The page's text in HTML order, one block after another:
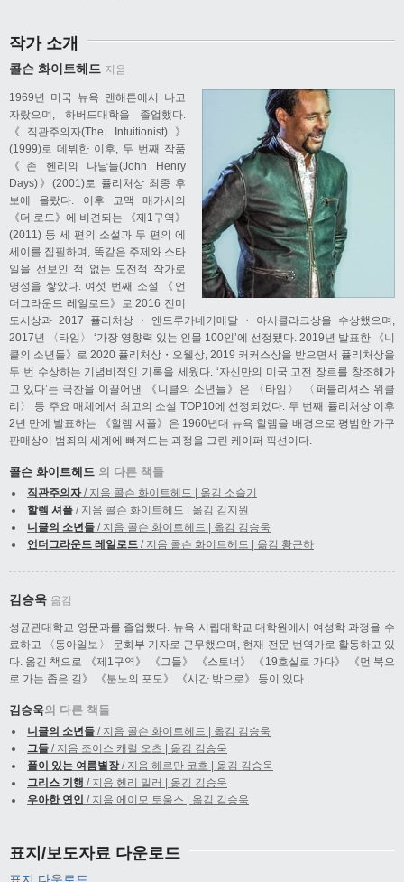
작가 소개
콜슨 화이트헤드 지음
1969년 미국 뉴욕 맨해튼에서 나고
자랐으며, 하버드대학을 졸업했다.
《직관주의자(The Intuitionist)》
(1999)로 데뷔한 이후, 두 번째 작품
《존 헨리의 나날들(John Henry
Days)》(2001)로 퓰리처상 최종 후
보에 올랐다. 이후 코맥 매카시의
《더 로드》에 비견되는 《제1구역》
(2011) 등 세 편의 소설과 두 편의 에
세이를 집필하며, 똑같은 주제와 스타
일을 선보인 적 없는 도전적 작가로
명성을 쌓았다. 여섯 번째 소설 《언
더그라운드 레일로드》로 2016 전미
도서상과 2017 퓰리처상・앤드루카네기메달・아서클라크상을 수상했으며,
2017년 〈타임〉 ‘가장 영향력 있는 인물 100인’에 선정됐다. 2019년 발표한 《니
클의 소년들》로 2020 퓰리처상・오웰상, 2019 커커스상을 받으면서 퓰리처상을
두 번 수상하는 기념비적인 기록을 세웠다. ‘자신만의 미국 고전 장르를 창조해가
고 있다’는 극찬을 이끌어낸 《니클의 소년들》은 〈타임〉 〈퍼블리셔스 위클
리〉 등 주요 매체에서 최고의 소설 TOP10에 선정되었다. 두 번째 퓰리처상 이후
2년 만에 발표하는 《할렘 셔플》은 1960년대 뉴욕 할렘을 배경으로 평범한 가구
판매상이 범죄의 세계에 빠져드는 과정을 그린 케이퍼 픽션이다.
콜슨 화이트헤드 의 다른 책들
직관주의자/ 지음 콜슨 화이트헤드 | 옮김 소슬기
할렘 셔플 / 지음 콜슨 화이트헤드 | 옮김 김지원
니클의 소년들 / 지음 콜슨 화이트헤드 | 옮김 김승욱
언더그라운드 레일로드 / 지음 콜슨 화이트헤드 | 옮김 황근하
김승욱 옮김
성균관대학교 영문과를 졸업했다. 뉴욕 시립대학교 대학원에서 여성학 과정을 수
료하고 〈동아일보〉 문화부 기자로 근무했으며, 현재 전문 번역가로 활동하고 있
다. 옮긴 책으로 《제1구역》 《그들》 《스토너》 《19호실로 가다》 《먼 북으
로 가는 좁은 길》 《분노의 포도》 《시간 밖으로》 등이 있다.
김승욱의 다른 책들
니클의 소년들 / 지음 콜슨 화이트헤드 | 옮김 김승욱
그들 / 지음 조이스 캐럴 오츠 | 옮김 김승욱
풀이 있는 여름별장/ 지음 헤르만 코흐 | 옮김 김승욱
그리스 기행 / 지음 헨리 밀러 | 옮김 김승욱
우아한 연인 / 지음 에이모 토울스 | 옮김 김승욱
표지/보도자료 다운로드